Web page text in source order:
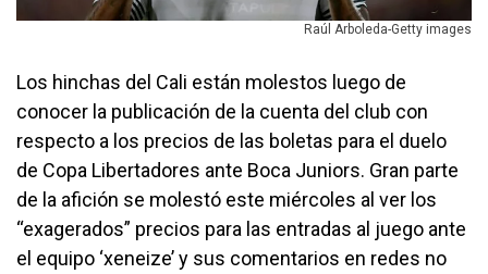
Raúl Arboleda-Getty images
Los hinchas del Cali están molestos luego de
conocer la publicación de la cuenta del club con
respecto a los precios de las boletas para el duelo
de Copa Libertadores ante Boca Juniors. Gran parte
de la afición se molestó este miércoles al ver los
“exagerados” precios para las entradas al juego ante
el equipo ‘xeneize’ y sus comentarios en redes no